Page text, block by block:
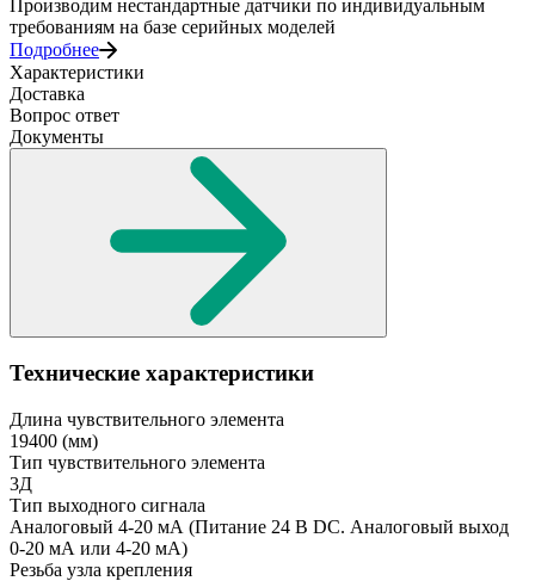
Производим нестандартные датчики по индивидуальным
требованиям на базе серийных моделей
Подробнее
Характеристики
Доставка
Вопрос ответ
Документы
Технические характеристики
Длина чувствительного элемента
19400 (мм)
Тип чувствительного элемента
3Д
Тип выходного сигнала
Аналоговый 4-20 мА (Питание 24 В DC. Аналоговый выход
0-20 мА или 4-20 мА)
Резьба узла крепления